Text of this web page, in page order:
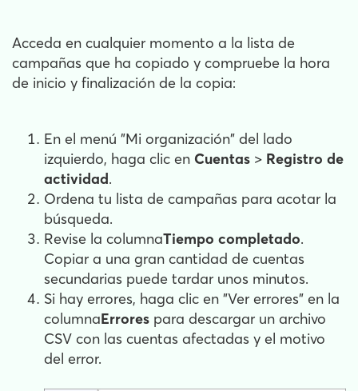
Acceda en cualquier momento a la lista de
campañas que ha copiado y compruebe la hora
de inicio y finalización de la copia:
En el menú "Mi organización" del lado
izquierdo, haga clic en Cuentas > Registro de
actividad.
Ordena tu lista de campañas para acotar la
búsqueda.
Revise la columnaTiempo completado.
Copiar a una gran cantidad de cuentas
secundarias puede tardar unos minutos.
Si hay errores, haga clic en "Ver errores" en la
columnaErrores para descargar un archivo
CSV con las cuentas afectadas y el motivo
del error.